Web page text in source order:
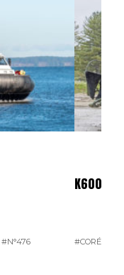
#N°476
K600
#CORÉE DU